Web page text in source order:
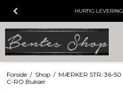
HURTIG LEVERING
Forside / Shop / MÆRKER STR. 36-50
C-RO Bukser